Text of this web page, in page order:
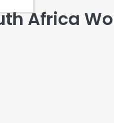
Africa